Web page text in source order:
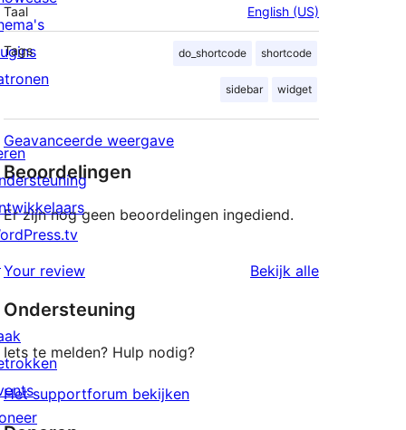
Taal English (US)
Tags do_shortcode shortcode
sidebar widget
Geavanceerde weergave
Beoordelingen
Er zijn nog geen beoordelingen ingediend.
Your review Bekijk alle
Ondersteuning
Iets te melden? Hulp nodig?
Het supportforum bekijken